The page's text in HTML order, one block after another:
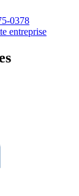
0378
entreprise